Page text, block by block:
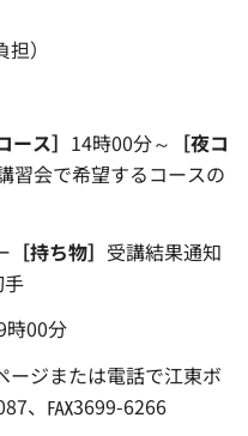
）
ース］ 14時00分～ ［夜コ
習会で希望するコースの
［持ち物］ 受講結果通知
時00分
ージまたは電話で江東ボ
、℻3699-6266